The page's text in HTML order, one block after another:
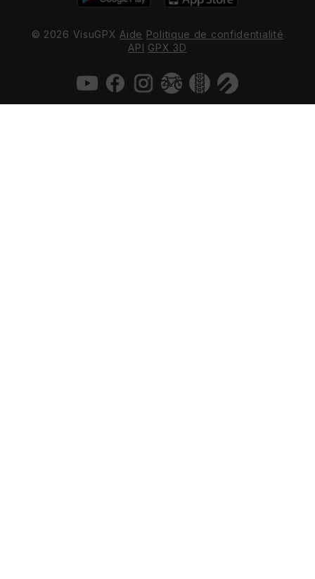
© 2026 VisuGPX Aide Politique de confidentialité
API GPX 3D